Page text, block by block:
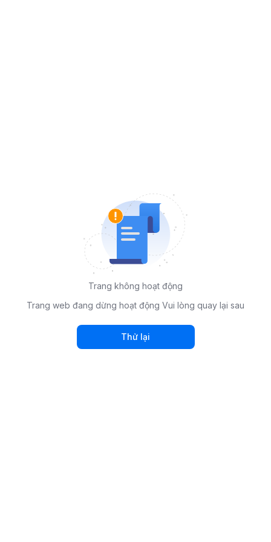
Trang không hoạt động
Trang web đang dừng hoạt động Vui lòng quay lại sau
Thử lại